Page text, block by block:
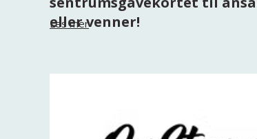
eller venner!
Les mer